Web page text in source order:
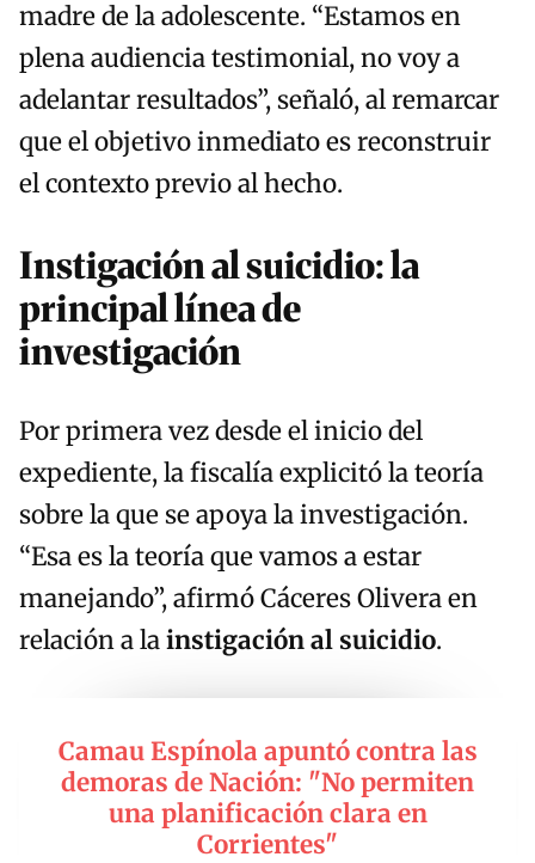
madre de la adolescente. “Estamos en
plena audiencia testimonial, no voy a
adelantar resultados”, señaló, al remarcar
que el objetivo inmediato es reconstruir
el contexto previo al hecho.
Instigación al suicidio: la
principal línea de
investigación
Por primera vez desde el inicio del
expediente, la fiscalía explicitó la teoría
sobre la que se apoya la investigación.
“Esa es la teoría que vamos a estar
manejando”, afirmó Cáceres Olivera en
relación a lainstigación al suicidio.
Camau Espínola apuntó contra las
demoras de Nación: "No permiten
una planificación clara en
Corrientes"